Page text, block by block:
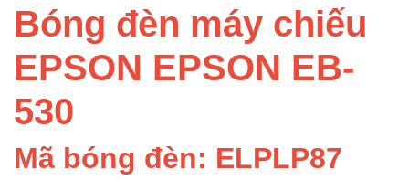
Bóng đèn máy chiếu
EPSON EPSON EB-
530
Mã bóng đèn: ELPLP87